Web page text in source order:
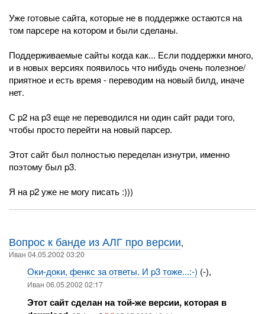
Уже готовые сайта, которые не в поддержке остаются на
том парсере на котором и были сделаны.
Поддерживаемые сайты когда как... Если поддержки много,
и в новых версиях появилось что нибудь очень полезное/
приятное и есть время - переводим на новый билд, иначе
нет.
С p2 на p3 еще не переводился ни один сайт ради того,
чтобы просто перейти на новый парсер.
Этот сайт был полностью переделан изнутри, именно
поэтому был p3.
Я на p2 уже не могу писать :)))
Вопрос к банде из АЛГ про версии,
Иван 04.05.2002 03:20
Оки-доки, фенкс за ответы. И p3 тоже...:-) (-),
Иван 06.05.2002 02:17
Этот сайт сделан на той-же версии, которая в